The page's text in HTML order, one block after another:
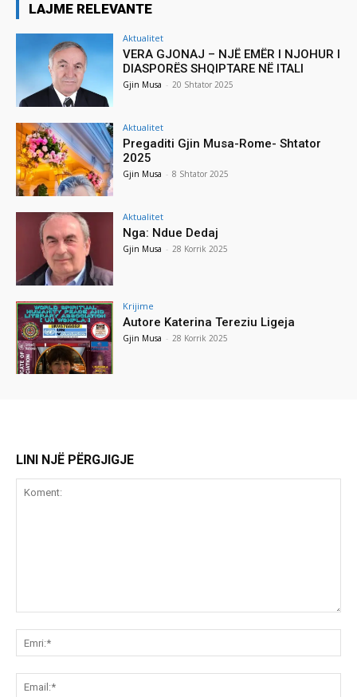
LAJME RELEVANTE
Aktualitet
VERA GJONAJ – NJË EMËR I NJOHUR I
DIASPORËS SHQIPTARE NË ITALI
Gjin Musa - 20 Shtator 2025
Aktualitet
Pregaditi Gjin Musa-Rome- Shtator
2025
Gjin Musa - 8 Shtator 2025
Aktualitet
Nga: Ndue Dedaj
Gjin Musa - 28 Korrik 2025
Krijime
Autore Katerina Tereziu Ligeja
Gjin Musa - 28 Korrik 2025
LINI NJË PËRGJIGJE